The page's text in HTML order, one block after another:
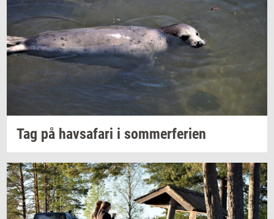
Tag på havs­a­fa­ri i som­mer­fe­ri­en